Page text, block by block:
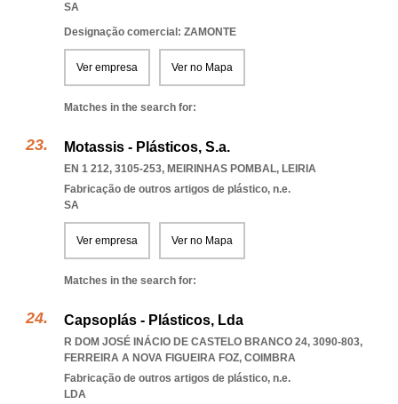
SA
Designação comercial: ZAMONTE
Ver empresa Ver no Mapa
Matches in the search for:
Motassis - Plásticos, S.a.
EN 1 212, 3105-253, MEIRINHAS POMBAL, LEIRIA
Fabricação de outros artigos de plástico, n.e.
SA
Ver empresa Ver no Mapa
Matches in the search for:
Capsoplás - Plásticos, Lda
R DOM JOSÉ INÁCIO DE CASTELO BRANCO 24, 3090-803,
FERREIRA A NOVA FIGUEIRA FOZ, COIMBRA
Fabricação de outros artigos de plástico, n.e.
LDA